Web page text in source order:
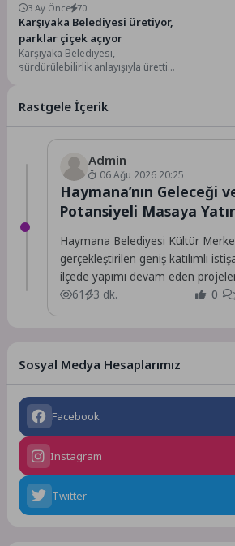
3 Ay Önce 70
Karşıyaka Belediyesi üretiyor,
parklar çiçek açıyor
Karşıyaka Belediyesi,
sürdürülebilirlik anlayışıyla ürettiği
dokuyu...
Rastgele İçerik
Admin
06 Ağu 2026 20:25
Haymana’nın Geleceği
Potansiyeli Masaya
Haymana Belediyesi Kültür
gerçekleştirilen geniş katılımlı
ilçede yapımı devam eden
geçirilmesi planlanan yeni
61 3 dk. 0
Sosyal Medya Hesaplarımız
Facebook
Instagram
Twitter